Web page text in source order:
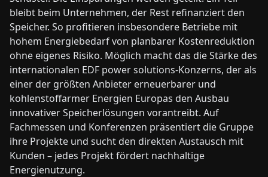
bleibt beim Unternehmen, der Rest refinanziert den
Speicher. So profitieren insbesondere Betriebe mit
hohem Energiebedarf von planbarer Kostenreduktion
ohne eigenes Risiko. Möglich macht das die Stärke des
internationalen EDF power solutions-Konzerns, der als
einer der größten Anbieter erneuerbarer und
kohlenstoffarmer Energien Europas den Ausbau
innovativer Speicherlösungen vorantreibt. Auf
Fachmessen und Konferenzen präsentiert die Gruppe
ihre Projekte und sucht den direkten Austausch mit
Kunden – jedes Projekt fördert nachhaltige
Energienutzung.